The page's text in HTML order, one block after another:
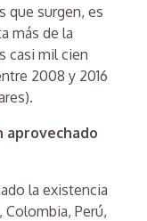
que surgen, es
más de la
casi mil cien
2008 y 2016
aprovechado
la existencia
Perú,